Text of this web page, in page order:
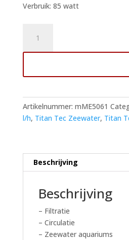
Verbruik: 85 watt
Titan
Tec
Zeewaterpomp
Artikelnummer: mME5061
l/h, Titan Tec Zeewater, Titan
Beschrijving
Beschrijving
– Filtratie
– Circulatie
– Zeewater aquariums